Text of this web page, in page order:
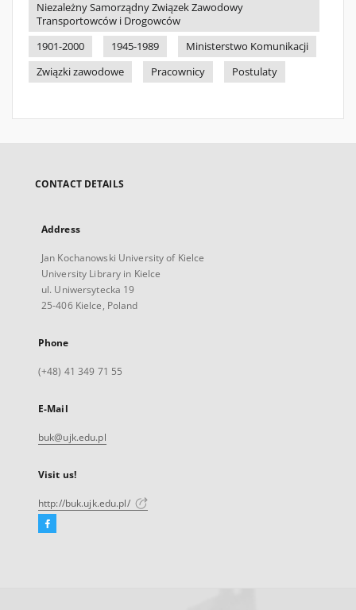
Niezależny Samorządny Związek Zawodowy
Transportowców i Drogowców
1901-2000
1945-1989
Ministerstwo Komunikacji
Związki zawodowe
Pracownicy Postulaty
CONTACT DETAILS
Address
Jan Kochanowski University of Kielce
University Library in Kielce
ul. Uniwersytecka 19
25-406 Kielce, Poland
Phone
(+48) 41 349 71 55
E-Mail
buk@ujk.edu.pl
Visit us!
http://buk.ujk.edu.pl/
Facebook